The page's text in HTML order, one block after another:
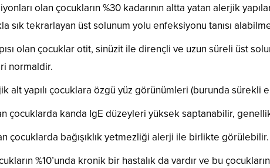
olan çocukların %30 kadarının altta yatan alerjik
sık tekrarlayan üst solunum yolu enfeksiyonu tanısı
olan çocuklar otit, sinüzit ile dirençli ve uzun süreli üst
normaldir.
alt yapılı çocuklara özgü yüz görünümleri (burunda sürekli
çocuklarda kanda IgE düzeyleri yüksek saptanabilir,
çocuklarda bağışıklık yetmezliği alerji ile birlikte görülebilir.
%10’unda kronik bir hastalık da vardır ve bu